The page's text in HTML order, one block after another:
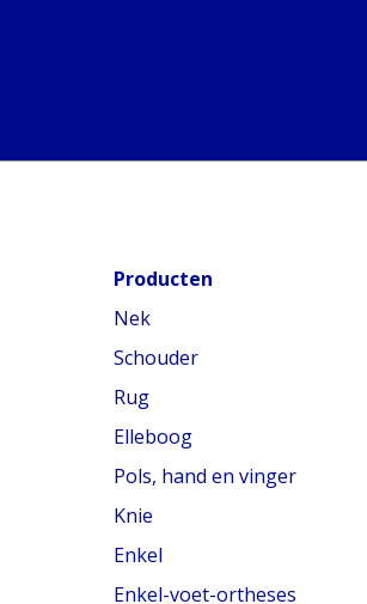
Producten
Nek
Schouder
Rug
Elleboog
Pols, hand en vinger
Knie
Enkel
Enkel-voet-ortheses